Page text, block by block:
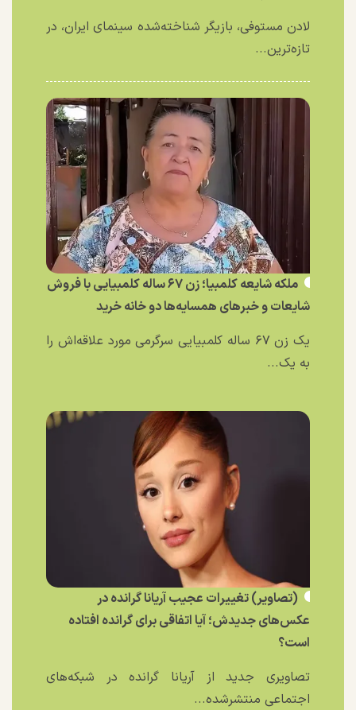
لادن مستوفی، بازیگر شناخته‌شده سینمای ایران، در
تازه‌ترین...
ملکه شایعه کلمبیا؛ زن ۶۷ ساله کلمبیایی با فروش
شایعات و خبر‌های همسایه‌ها دو خانه خرید
یک زن ۶۷ ساله کلمبیایی سرگرمی مورد علاقه‌اش را
به یک...
(تصاویر) تغییرات عجیب آریانا گرانده در
عکس‌های جدیدش؛ آیا اتفاقی برای گرانده افتاده
است؟
تصاویری جدید از آریانا گرانده در شبکه‌های
اجتماعی منتشرشده...